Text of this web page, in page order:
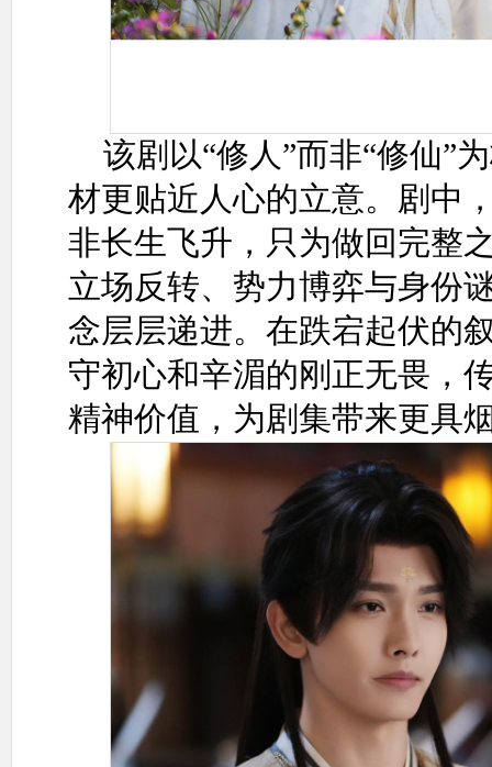
该剧以“修人”而非“修仙”
材更贴近人心的立意。剧中
非长生飞升，只为做回完整
立场反转、势力博弈与身份
念层层递进。在跌宕起伏的
守初心和辛湄的刚正无畏，
精神价值，为剧集带来更具